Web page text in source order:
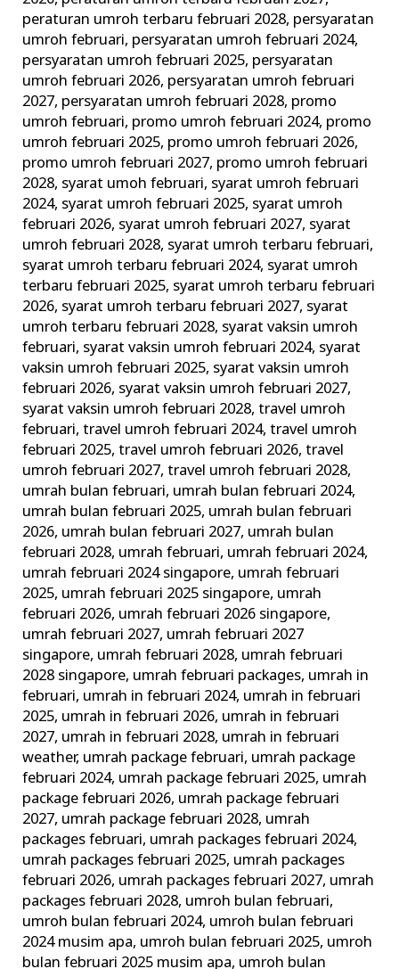
peraturan umroh terbaru februari 2028, persyaratan
umroh februari, persyaratan umroh februari 2024,
persyaratan umroh februari 2025, persyaratan
umroh februari 2026, persyaratan umroh februari
2027, persyaratan umroh februari 2028, promo
umroh februari, promo umroh februari 2024, promo
umroh februari 2025, promo umroh februari 2026,
promo umroh februari 2027, promo umroh februari
2028, syarat umoh februari, syarat umroh februari
2024, syarat umroh februari 2025, syarat umroh
februari 2026, syarat umroh februari 2027, syarat
umroh februari 2028, syarat umroh terbaru februari,
syarat umroh terbaru februari 2024, syarat umroh
terbaru februari 2025, syarat umroh terbaru februari
2026, syarat umroh terbaru februari 2027, syarat
umroh terbaru februari 2028, syarat vaksin umroh
februari, syarat vaksin umroh februari 2024, syarat
vaksin umroh februari 2025, syarat vaksin umroh
februari 2026, syarat vaksin umroh februari 2027,
syarat vaksin umroh februari 2028,travel umroh
februari,travel umroh februari 2024,travel umroh
februari 2025,travel umroh februari 2026,travel
umroh februari 2027,travel umroh februari 2028,
umrah bulan februari, umrah bulan februari 2024,
umrah bulan februari 2025, umrah bulan februari
2026, umrah bulan februari 2027, umrah bulan
februari 2028, umrah februari, umrah februari 2024,
umrah februari 2024 singapore, umrah februari
2025, umrah februari 2025 singapore, umrah
februari 2026, umrah februari 2026 singapore,
umrah februari 2027, umrah februari 2027
singapore, umrah februari 2028, umrah februari
2028 singapore, umrah februari packages, umrah in
februari, umrah in februari 2024, umrah in februari
2025, umrah in februari 2026, umrah in februari
2027, umrah in februari 2028, umrah in februari
weather, umrah package februari, umrah package
februari 2024, umrah package februari 2025, umrah
package februari 2026, umrah package februari
2027, umrah package februari 2028, umrah
packages februari, umrah packages februari 2024,
umrah packages februari 2025, umrah packages
februari 2026, umrah packages februari 2027, umrah
packages februari 2028, umroh bulan februari,
umroh bulan februari 2024, umroh bulan februari
2024 musim apa, umroh bulan februari 2025, umroh
bulan februari 2025 musim apa, umroh bulan